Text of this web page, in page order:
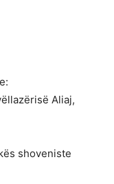
Aliaj,
shoveniste